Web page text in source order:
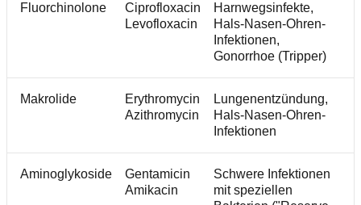
Fluorchinolone
Ciprofloxacin
Levofloxacin
Harnwegsinfekte,
Hals-Nasen-Ohren-
Infektionen,
Gonorrhoe (Tripper)
Makrolide
Erythromycin
Azithromycin
Lungenentzündung,
Hals-Nasen-Ohren-
Infektionen
Aminoglykoside
Gentamicin
Amikacin
Schwere Infektionen
mit speziellen